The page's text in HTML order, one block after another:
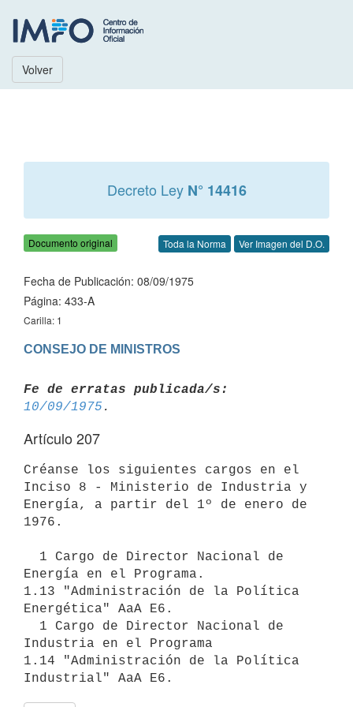
Volver
Decreto Ley N° 14416
Documento original Toda la Norma Ver Imagen del D.O.
Fecha de Publicación: 08/09/1975
Página: 433-A
Carilla: 1
CONSEJO DE MINISTROS
Fe de erratas publicada/s:
10/09/1975
Artículo 207
Créanse los siguientes cargos en el
Inciso 8 - Ministerio de Industria y
Energía, a partir del 1º de enero de
1976.
Energía en el Programa.
1.13 "Administración de la Política
Energética" AaA E6.
Industria en el Programa
1.14 "Administración de la Política